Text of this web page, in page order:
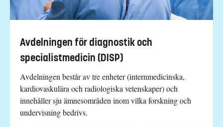
Avdelningen för diagnostik och
specialistmedicin (DISP)
Avdelningen består av tre enheter (internmedicinska,
kardiovaskulära och radiologiska vetenskaper) och
innehåller sju ämnesområden inom vilka forskning och
undervisning bedrivs.